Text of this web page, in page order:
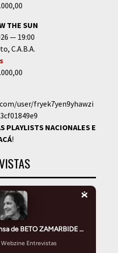
THE SUN
19:00
C.A.B.A.
user/fryek7yen9yhawzi
PLAYLISTS NACIONALES E
!